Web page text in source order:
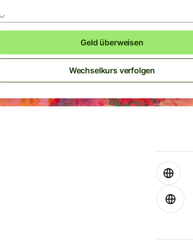
Geld überweisen
Wechselkurs verfolgen